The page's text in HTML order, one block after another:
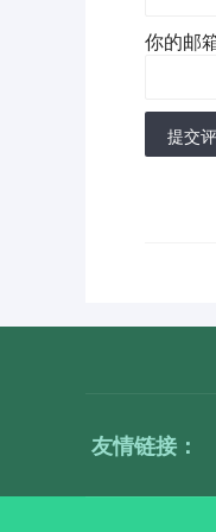
你的邮
提交
友情链接：